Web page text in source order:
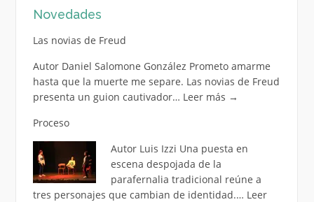
Novedades
Las novias de Freud
Autor Daniel Salomone González Prometo amarme
hasta que la muerte me separe. Las novias de Freud
presenta un guion cautivador… Leer más →
Proceso
Autor Luis Izzi Una puesta en
escena despojada de la
parafernalia tradicional reúne a
tres personajes que cambian de identidad.… Leer